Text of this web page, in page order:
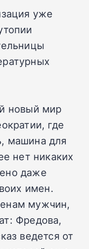
уже
новый мир
где
машина для
нет никаких
даже
имен.
мужчин,
Фредова,
ведется от